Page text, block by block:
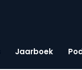
Jaarboek